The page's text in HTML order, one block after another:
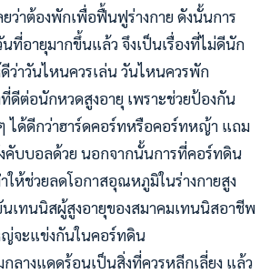
ยว่าต้องพักเพื่อฟื้นฟูร่างกาย ดังนั้นการ
ที่อายุมากขึ้นแล้ว จึงเป็นเรื่องที่ไม่ดีนัก
ดีว่าวันไหนควรเล่น วันไหนควรพัก
ดีต่อนักหวดสูงอายุ เพราะช่วยป้องกัน
ได้ดีกว่าฮาร์ดคอร์ทหรือคอร์ทหญ้า แถม
คับบอลด้วย นอกจากนั้นการที่คอร์ทดิน
ห้ช่วยลดโอกาสอุณหภูมิในร่างกายสูง
นเทนนิสผู้สูงอายุของสมาคมเทนนิสอาชีพ
ญ่จะแข่งกันในคอร์ทดิน
ลางแดดร้อนเป็นสิ่งที่ควรหลีกเลี่ยง แล้ว